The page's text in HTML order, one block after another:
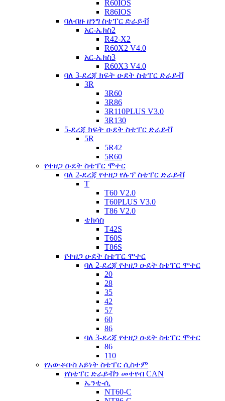
R60IOS
R86IOS
ባለብዙ ዘንግ ስቴፐር ድራይቭ
አር-ኤክስ2
R42-X2
R60X2 V4.0
አር-ኤክስ3
R60X3 V4.0
ባለ 3-ደረጃ ክፍት ዑደት ስቴፐር ድራይቭ
3R
3R60
3R86
3R110PLUS V3.0
3R130
5-ደረጃ ክፍት ዑደት ስቴፐር ድራይቭ
5R
5R42
5R60
የተዘጋ ዑደት ስቴፐር ሞተር
ባለ 2-ደረጃ የተዘጋ የሉፕ ስቴፐር ድራይቭ
T
T60 V2.0
T60PLUS V3.0
T86 V2.0
ቴክሳስ
T42S
T60S
T86S
የተዘጋ ዑደት ስቴፐር ሞተር
ባለ 2-ደረጃ የተዘጋ ዑደት ስቴፐር ሞተር
20
28
35
42
57
60
86
ባለ 3-ደረጃ የተዘጋ ዑደት ስቴፐር ሞተር
86
110
የአውቶቡስ አይነት ስቴፐር ሲስተም
የስቴፐር ድራይቭን መተየብ CAN
ኤንቲ-ሲ
NT60-C